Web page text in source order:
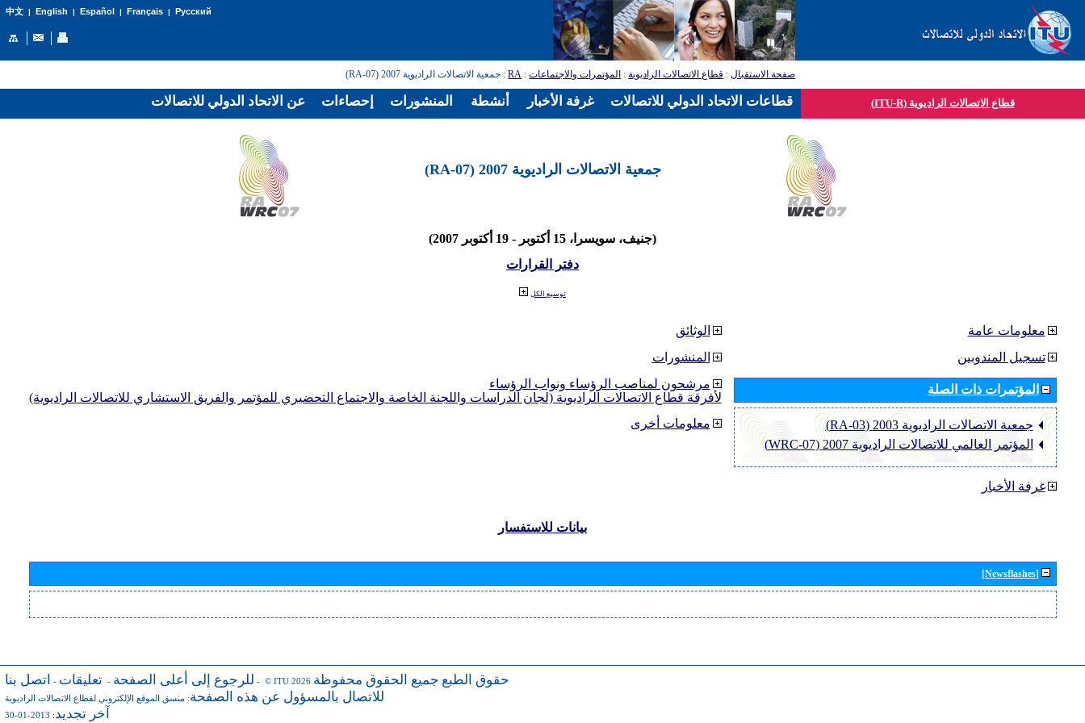
中文| English | Español | Français| Русский
صفحة الاستقبال: قطاع الاتصالات الراديوية: المؤتمرات والاجتماعات:
RA: جمعية الاتصالات الراديوية 2007 (RA-07)
قطاع الاتصالات الراديوية (ITU-R)
جمعية الاتصالات الراديوية 2007 (RA-07)
(جنيف، سويسرا، 15 أكتوبر - 19 أكتوبر 2007)
دفتر القرارات
توسيع الكل
الوثائق
المنشورات
مرشحون لمناصب الرؤساء ونواب الرؤساء
لأفرقة قطاع الاتصالات الراديوية (لجان الدراسات واللجنة الخاصة والاجتماع التحضيري للمؤتمر والفريق الاستشاري للاتصالات الراديوية)
معلومات أخرى
معلومات عامة
تسجيل المندوبين
المؤتمرات ذات الصلة
جمعية الاتصالات الراديوية 2003 (RA-03)
المؤتمر العالمي للاتصالات الراديوية 2007 (WRC-07)
غرفة الأخبار
بيانات للاستفسار
[Newsflashes]
للرجوع إلى أعلى الصفحة - تعليقات - اتصل بنا - © ITU 2026 حقوق الطبع جميع الحقوق محفوظة
للاتصال بالمسؤول عن هذه الصفحة: منسق الموقع الإلكتروني لقطاع الاتصالات الراديوية
آخر تجديد: 2013-01-30
عن الاتحاد الدولي للاتصالات إحصاءات المنشورات أنشطة غرفة الأخبار قطاعات الاتحاد الدولي للاتصالات